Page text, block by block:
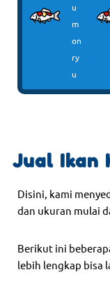
u
m
on
ry
u
Jual Ikan
Disini, kami
dan ukuran mulai
Berikut ini
lebih lengkap bisa